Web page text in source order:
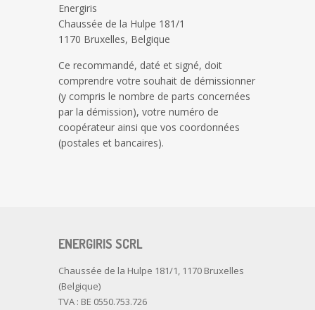
Energiris
Chaussée de la Hulpe 181/1
1170 Bruxelles, Belgique
Ce recommandé, daté et signé, doit
comprendre votre souhait de démissionner
(y compris le nombre de parts concernées
par la démission), votre numéro de
coopérateur ainsi que vos coordonnées
(postales et bancaires).
ENERGIRIS SCRL
Chaussée de la Hulpe 181/1, 1170 Bruxelles
(Belgique)
TVA : BE 0550.753.726